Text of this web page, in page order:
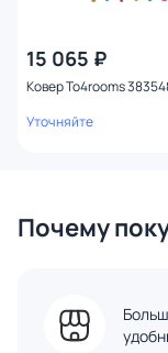
15 065 ₽
Ковер To4rooms
Уточняйте
Почему